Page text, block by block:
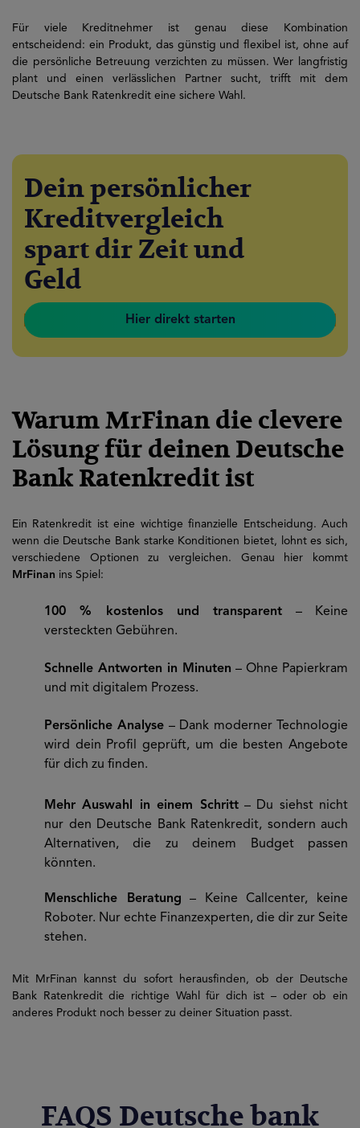
Für viele Kreditnehmer ist genau diese Kombination
entscheidend: ein Produkt, das günstig und flexibel ist, ohne auf
die persönliche Betreuung verzichten zu müssen. Wer langfristig
plant und einen verlässlichen Partner sucht, trifft mit dem
Deutsche Bank Ratenkredit eine sichere Wahl.
Dein persönlicher
Kreditvergleich
spart dir Zeit und
Geld
Hier direkt starten
Warum MrFinan die clevere
Lösung für deinen Deutsche
Bank Ratenkredit ist
Ein Ratenkredit ist eine wichtige finanzielle Entscheidung. Auch
wenn die Deutsche Bank starke Konditionen bietet, lohnt es sich,
verschiedene Optionen zu vergleichen. Genau hier kommt
MrFinan ins Spiel:
100 % kostenlos und transparent – Keine
versteckten Gebühren.
Schnelle Antworten in Minuten – Ohne Papierkram
und mit digitalem Prozess.
Persönliche Analyse – Dank moderner Technologie
wird dein Profil geprüft, um die besten Angebote
für dich zu finden.
Mehr Auswahl in einem Schritt– Du siehst nicht
nur den Deutsche Bank Ratenkredit, sondern auch
Alternativen, die zu deinem Budget passen
könnten.
Menschliche Beratung – Keine Callcenter, keine
Roboter. Nur echte Finanzexperten, die dir zur Seite
stehen.
Mit MrFinan kannst du sofort herausfinden, ob der Deutsche
Bank Ratenkredit die richtige Wahl für dich ist – oder ob ein
anderes Produkt noch besser zu deiner Situation passt.
FAQS Deutsche bank